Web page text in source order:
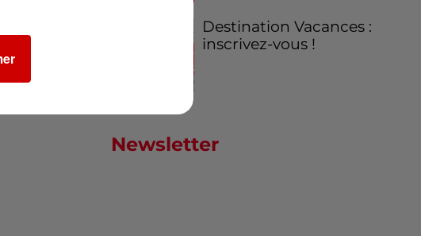
Destination Vacances :
inscrivez-vous !
Newsletter